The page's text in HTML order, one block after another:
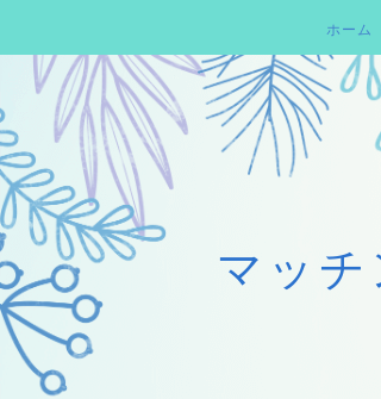
ホーム
マッ